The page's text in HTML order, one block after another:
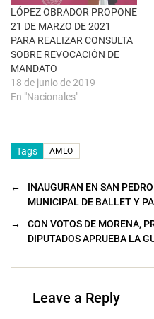
u
e
v
a
)
LÓPEZ OBRADOR PROPONE
21 DE MARZO DE 2021
PARA REALIZAR CONSULTA
SOBRE REVOCACIÓN DE
MANDATO
18 de junio de 2019
En "Nacionales"
Tags AMLO
←
INAUGURAN EN SAN
MUNICIPAL DE BALLET Y
→
CON VOTOS DE MORENA,
DIPUTADOS APRUEBA LA
Leave a Reply